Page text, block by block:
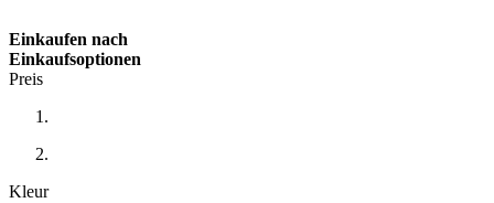
Einkaufen nach
Einkaufsoptionen
Preis
Kleur